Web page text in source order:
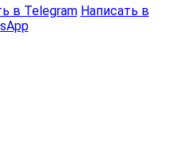
в Telegram Написать в